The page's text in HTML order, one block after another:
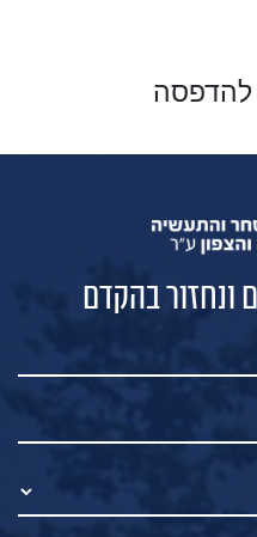
להדפסה
ונחזור בהקדם